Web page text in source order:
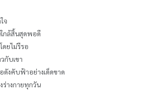
จ
กล้สิ้นสุดพอดี
ดยไม่รีรอ
กับเขา
ดังคับฟ้าอย่างเด็ดขาด
ร่างกายทุกวัน